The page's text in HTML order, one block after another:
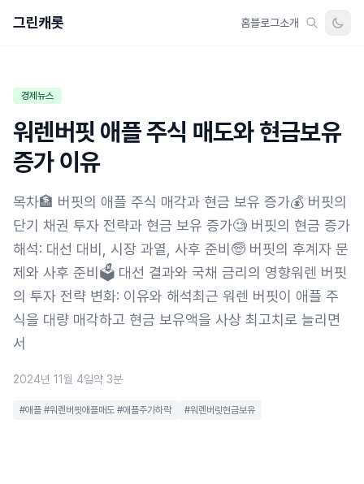
그린캐롯 홈블로그소개
경제뉴스
워렌버핏 애플 주식 매도와 현금보유
증가 이유
목차🏦 버핏의 애플 주식 매각과 현금 보유 증가💰 버핏의
단기 채권 투자 전략과 현금 보유 증가🧐 버핏의 현금 증가
해석: 대선 대비, 시장 과열, 사후 준비🧓 버핏의 후계자 문
제와 사후 준비🗳️ 대선 결과와 국채 금리의 영향워렌 버핏
의 투자 전략 변화: 이유와 해석최근 워렌 버핏이 애플 주
식을 대량 매각하고 현금 보유액을 사상 최고치로 늘리면
서
2024년 11월 4일약 3분
#애플 #워렌버핏애플매도 #애플주가하락 #워렌버릿현금보유